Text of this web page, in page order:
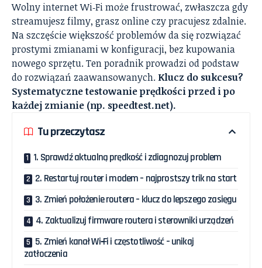
Wolny internet Wi‑Fi może frustrować, zwłaszcza gdy
streamujesz filmy, grasz online czy pracujesz zdalnie.
Na szczęście większość problemów da się rozwiązać
prostymi zmianami w konfiguracji, bez kupowania
nowego sprzętu. Ten poradnik prowadzi od podstaw
do rozwiązań zaawansowanych. Klucz do sukcesu?
Systematyczne testowanie prędkości przed i po
każdej zmianie (np. speedtest.net).
Tu przeczytasz
1. Sprawdź aktualną prędkość i zdiagnozuj problem
2. Restartuj router i modem – najprostszy trik na start
3. Zmień położenie routera – klucz do lepszego zasięgu
4. Zaktualizuj firmware routera i sterowniki urządzeń
5. Zmień kanał Wi‑Fi i częstotliwość – unikaj
zatłoczenia